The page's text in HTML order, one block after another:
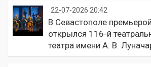
22-07-2026 20:42
В Севастополе
открылся 116-й
театра имени А. В.